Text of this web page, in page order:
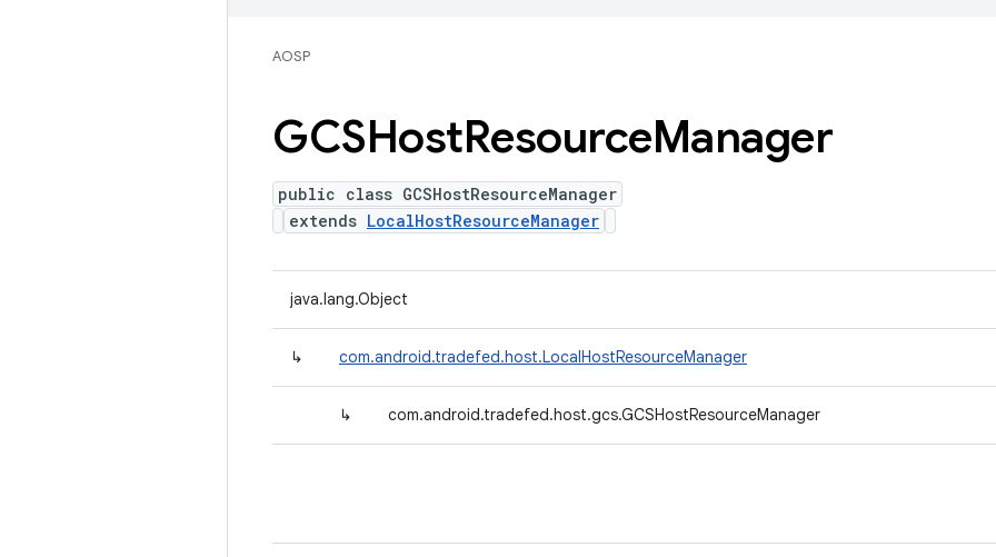
AOSP
GCSHostResourceManager
public class GCSHostResourceManager
extends LocalHostResourceManager
java.lang.Object
↳ com.android.tradefed.host.LocalHostResourceManager
↳ com.android.tradefed.host.gcs.GCSHostResourceManager